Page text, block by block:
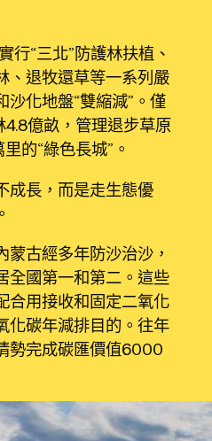
行“三北”防護林扶植、
、退牧還草等一系列嚴
沙化地盤“雙縮減”。僅
4.8億畝，管理退步草原
的“綠色長城”。
成長，而是走生態優
古經多年防沙治沙，
全國第一和第二。這些
合用接收和固定二氧化
化碳年減排目的。往年
勢完成碳匯價值6000